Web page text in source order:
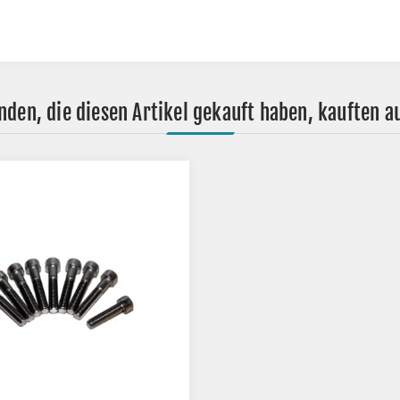
die diesen Artikel gekauft haben, kauften